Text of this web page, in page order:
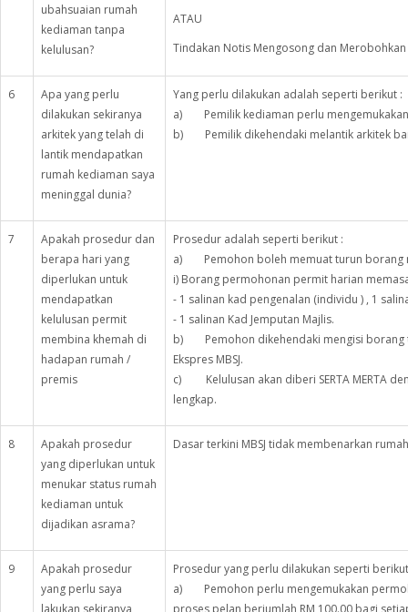
ubahsuaian rumah
kediaman tanpa
kelulusan?
ATAU
Tindakan Notis Mengosong dan
6
Apa yang perlu
dilakukan sekiranya
arkitek yang telah di
lantik mendapatkan
rumah kediaman saya
meninggal dunia?
Yang perlu dilakukan adalah seperti berikut :
a) Pemilik kediaman perlu mengemukakan
b) Pemilik dikehendaki melantik arkitek
7
Apakah prosedur dan
berapa hari yang
diperlukan untuk
mendapatkan
kelulusan permit
membina khemah di
hadapan rumah /
premis
Prosedur adalah seperti berikut :
a) Pemohon boleh memuat turun borang
i) Borang permohonan permit harian
- 1 salinan kad pengenalan (individu ) , 1
- 1 salinan Kad Jemputan Majlis.
b) Pemohon dikehendaki mengisi borang
Ekspres MBSJ.
c) Kelulusan akan diberi SERTA MERTA
lengkap.
8
Apakah prosedur
yang diperlukan untuk
menukar status rumah
kediaman untuk
dijadikan asrama?
Dasar terkini MBSJ tidak membenarkan
9
Apakah prosedur
yang perlu saya
lakukan sekiranya
Prosedur yang perlu dilakukan seperti
a) Pemohon perlu mengemukakan
proses pelan berjumlah RM 100.00 bagi